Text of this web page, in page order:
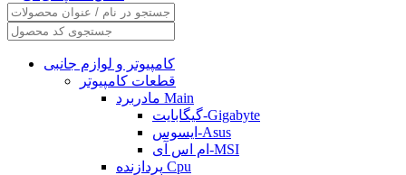
کامپیوتر و لوازم جانبی
قطعات کامپیوتر
مادربرد Main
گیگابایت-Gigabyte
ایسوس-Asus
ام اس آی-MSI
پردازنده Cpu